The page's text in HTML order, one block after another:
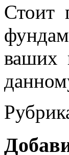
Стоит
ваших